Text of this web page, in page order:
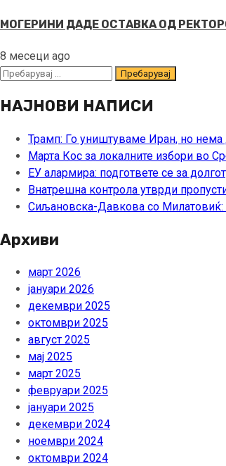
МОГЕРИНИ ДАДЕ ОСТАВКА ОД
8 месеци ago
Пребарувај
НАЈНОВИ НАПИСИ
Трамп: Го уништуваме Иран, но нема
Марта Кос за локалните избори во
ЕУ алармира: подгответе се за
Внатрешна контрола утврди
Сиљановска-Давкова со Милатовиќ:
Архиви
март 2026
јануари 2026
декември 2025
октомври 2025
август 2025
мај 2025
март 2025
февруари 2025
јануари 2025
декември 2024
ноември 2024
октомври 2024